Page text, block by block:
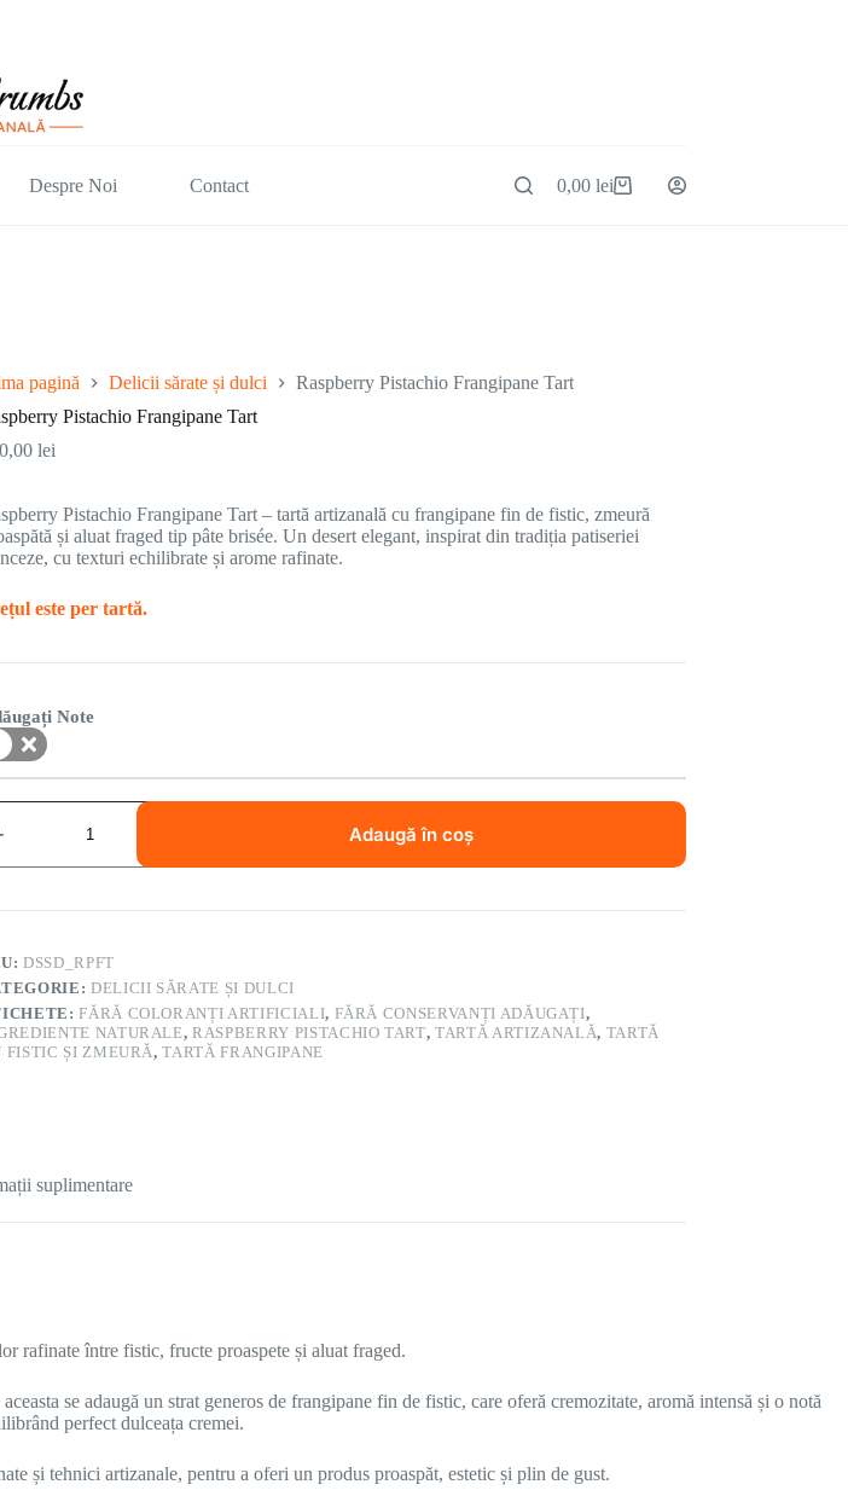
Despre Noi Contact 0,00 lei
pagină Delicii sărate și dulci
Raspberry Pistachio Frangipane Tart
Pistachio Frangipane Tart
lei
Pistachio Frangipane Tart – tartă artizanală cu frangipane fin de fistic, zmeură
și aluat fraged tip pâte brisée. Un desert elegant, inspirat din tradiția patiseriei
cu texturi echilibrate și arome rafinate.
este per tartă.
Note
Adaugă în coș
DSSD_RPFT
DELICII SĂRATE ȘI DULCI
FĂRĂ COLORANȚI ARTIFICIALI, FĂRĂ CONSERVANȚI ADĂUGAȚI,
NATURALE,RASPBERRY PISTACHIO TART,TARTĂ ARTIZANALĂ, TARTĂ
FISTIC ȘI ZMEURĂ,TARTĂ FRANGIPANE
suplimentare
rafinate între fistic, fructe proaspete și aluat fraged.
se adaugă un strat generos de frangipane fin de fistic, care oferă cremozitate, aromă intensă și o notă
perfect dulceața cremei.
și tehnici artizanale, pentru a oferi un produs proaspăt, estetic și plin de gust.